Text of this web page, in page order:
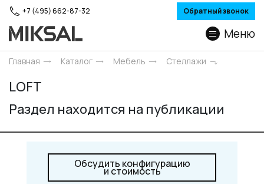
+7 (495) 662-87-32 Обратный звонок
Меню
Главная Каталог Мебель Стеллажи
LOFT
Раздел находится на публикации
Обсудить конфигурацию
и стоимость